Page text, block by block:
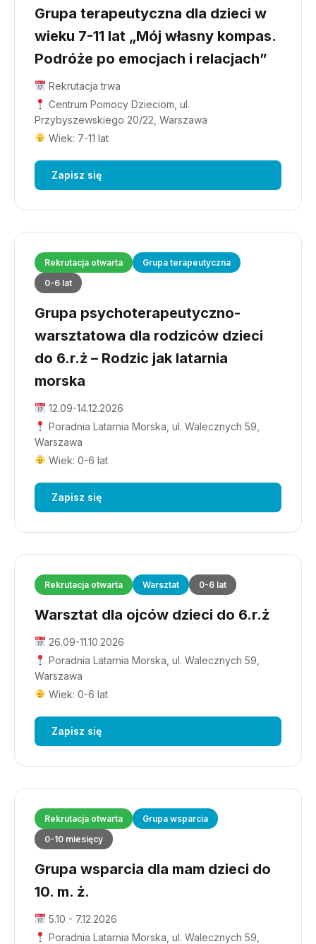
Grupa terapeutyczna dla dzieci w
wieku 7-11 lat „Mój własny kompas.
Podróże po emocjach i relacjach”
Rekrutacja trwa
Centrum Pomocy Dzieciom, ul.
Przybyszewskiego 20/22, Warszawa
Wiek: 7-11 lat
Zapisz się
Rekrutacja otwarta
Grupa terapeutyczna
0-6 lat
Grupa psychoterapeutyczno-
warsztatowa dla rodziców dzieci
do 6.r.ż – Rodzic jak latarnia
morska
12.09-14.12.2026
Poradnia Latarnia Morska, ul. Walecznych 59,
Warszawa
Wiek: 0-6 lat
Zapisz się
Rekrutacja otwarta Warsztat 0-6 lat
Warsztat dla ojców dzieci do 6.r.ż
26.09-11.10.2026
Poradnia Latarnia Morska, ul. Walecznych 59,
Warszawa
Wiek: 0-6 lat
Zapisz się
Rekrutacja otwarta
Grupa wsparcia
0-10 miesięcy
Grupa wsparcia dla mam dzieci do
10. m. ż.
5.10 - 7.12.2026
Poradnia Latarnia Morska, ul. Walecznych 59,